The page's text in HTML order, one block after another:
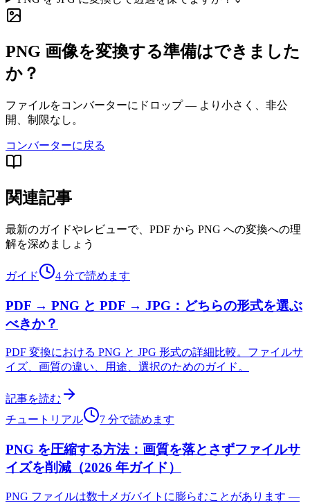
PNG 画像を変換する準備はできました
か？
ファイルをコンバーターにドロップ — より小さく、非公
開、制限なし。
コンバーターに戻る
関連記事
最新のガイドやレビューで、PDF から PNG への変換への理
解を深めましょう
ガイド 4 分で読めます
PDF → PNG と PDF → JPG：どちらの形式を選ぶ
べきか？
PDF 変換における PNG と JPG 形式の詳細比較。ファイルサ
イズ、画質の違い、用途、選択のためのガイド。
記事を読む
チュートリアル
7 分で読めます
PNG を圧縮する方法：画質を落とさずファイルサ
イズを削減（2026 年ガイド）
PNG ファイルは数十メガバイトに膨らむことがあります —